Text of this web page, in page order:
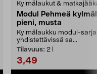
Kylmälaukut &
Modul Pehmeä
pieni, musta
Kylmälaukku modul-
yhdistettävissä sa...
Tilavuus: 2 l
3,49